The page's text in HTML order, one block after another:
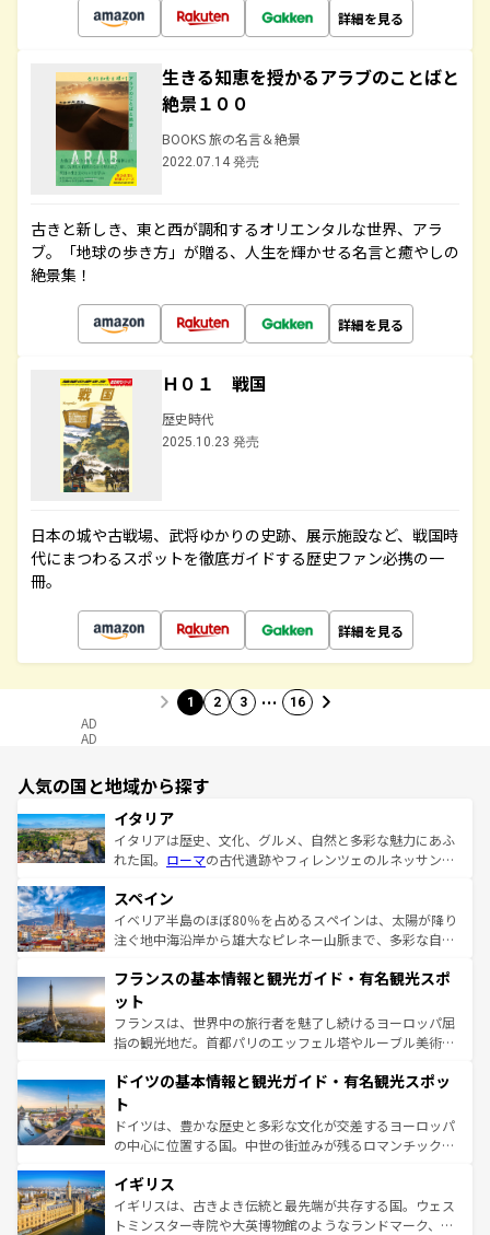
詳細を見る
生きる知恵を授かるアラブのことばと
絶景１００
BOOKS 旅の名言＆絶景
2022.07.14 発売
古きと新しき、東と西が調和するオリエンタルな世界、アラ
ブ。「地球の歩き方」が贈る、人生を輝かせる名言と癒やしの
絶景集！
詳細を見る
Ｈ０１ 戦国
歴史時代
2025.10.23 発売
日本の城や古戦場、武将ゆかりの史跡、展示施設など、戦国時
代にまつわるスポットを徹底ガイドする歴史ファン必携の一
冊。
詳細を見る
1 2 3 … 16
AD
AD
人気の国と地域から探す
イタリア
イタリアは歴史、文化、グルメ、自然と多彩な魅力にあふ
れた国。 ローマの古代遺跡やフィレンツェのルネッサンス
ろん、トスカーナの美しい田園風景やアマルフィ海岸の絶
景など、自然景観も見逃せない。観光の合間には、本場の
ピザやパスタなど、絶品のイタリア料理を堪能することも
ませてくれるイタリアで、忘れられない旅をしてみよう！
なお、新着のイタリア情報は
しい。
スペイン
イベリア半島のほぼ80％を占めるスペインは、太陽が降り
注ぐ地中海沿岸から雄大なピレネー山脈まで、多彩な自然
文化が根付くこの国では、情熱的なフラメンコ、熱気あふ
れる闘牛、そして美味しいタパスが生活の一部となってい
る。首都マドリードの洗練された雰囲気や、バルセロナの
アートに溢れた街角から、地方では古代ローマ遺跡や中世
せる。地方によって風土や気候が異なるスペインはその個
ンテンツ一覧 を参照してほしい。
フランスの基本情報と観光ガイド・有名観光スポ
ット
フランスは、世界中の旅行者を魅了し続けるヨーロッパ屈
指の観光地だ。首都パリのエッフェル塔やルーブル美術館
で、幅広い魅力が詰まっている。華麗な宮殿、歴史的な大
聖堂、美しいビーチ、そして豊かな自然が、訪れる者を心
から魅了する。また、フランスは美食の国としても知ら
れ、フランス料理はユネスコ無形文化遺産にも登録されて
香り高いラベンダー畑など、多彩な楽しみ方が可能だ。さ
らに、パリ以外の地域にも魅力が溢れており、どの街角に
も豊かな歴史と文化が息づいている。パリ以外の個性あふ
ドイツの基本情報と観光ガイド・有名観光スポッ
ト
ドイツは、豊かな歴史と多彩な文化が交差するヨーロッパ
の中心に位置する国。中世の街並みが残るロマンチック街
顔を持つこの国は、どこを歩いても飽きることがない。ベ
ルリンの文化的活気、バイエルン州のアルプスの絶景、そ
してライン川沿いのワイン畑といった風景は必見。ビール
イギリス
イギリスは、古きよき伝統と最先端が共存する国。ウェス
トミンスター寺院や大英博物館のようなランドマーク、歴